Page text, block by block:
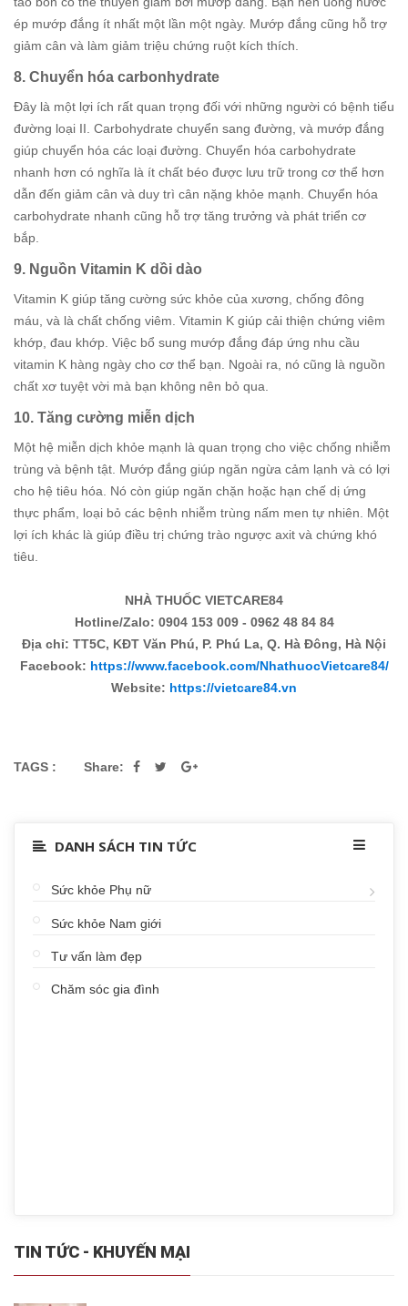
ép mướp đắng ít nhất một lần một ngày. Mướp đắng cũng hỗ trợ
giảm cân và làm giảm triệu chứng ruột kích thích.
8. Chuyển hóa carbonhydrate
Đây là một lợi ích rất quan trọng đối với những người có bệnh tiểu
đường loại II. Carbohydrate chuyển sang đường, và mướp đắng
giúp chuyển hóa các loại đường. Chuyển hóa carbohydrate
nhanh hơn có nghĩa là ít chất béo được lưu trữ trong cơ thể hơn
dẫn đến giảm cân và duy trì cân nặng khỏe mạnh. Chuyển hóa
carbohydrate nhanh cũng hỗ trợ tăng trưởng và phát triển cơ
bắp
9. Nguồn Vitamin K dồi dào
Vitamin K giúp tăng cường sức khỏe của xương, chống đông
máu, và là chất chống viêm. Vitamin K giúp cải thiện chứng viêm
khớp, đau khớp. Việc bổ sung mướp đắng đáp ứng nhu cầu
vitamin K hàng ngày cho cơ thể bạn. Ngoài ra, nó cũng là nguồn
chất xơ tuyệt vời mà bạn không nên bỏ qua.
10. Tăng cường miễn dịch
Một hệ miễn dịch khỏe mạnh là quan trọng cho việc chống nhiễm
trùng và bệnh tật. Mướp đắng giúp ngăn ngừa cảm lạnh và có lợi
cho hệ tiêu hóa. Nó còn giúp ngăn chặn hoặc hạn chế dị ứng
thực phẩm, loại bỏ các bệnh nhiễm trùng nấm men tự nhiên. Một
lợi ích khác là giúp điều trị chứng trào ngược axit và chứng khó
tiêu.
NHÀ THUỐC VIETCARE84
Hotline/Zalo: 0904 153 009 - 0962 48 84 84
Địa chỉ: TT5C, KĐT Văn Phú, P. Phú La, Q. Hà Đông, Hà Nội
Facebook: https://www.facebook.com/NhathuocVietcare84/
Website: https://vietcare84.vn
TAGS : Share:
DANH SÁCH TIN TỨC
Sức khỏe Phụ nữ
Sức khỏe Nam giới
Tư vấn làm đẹp
Chăm sóc gia đình
TIN TỨC - KHUYẾN MẠI